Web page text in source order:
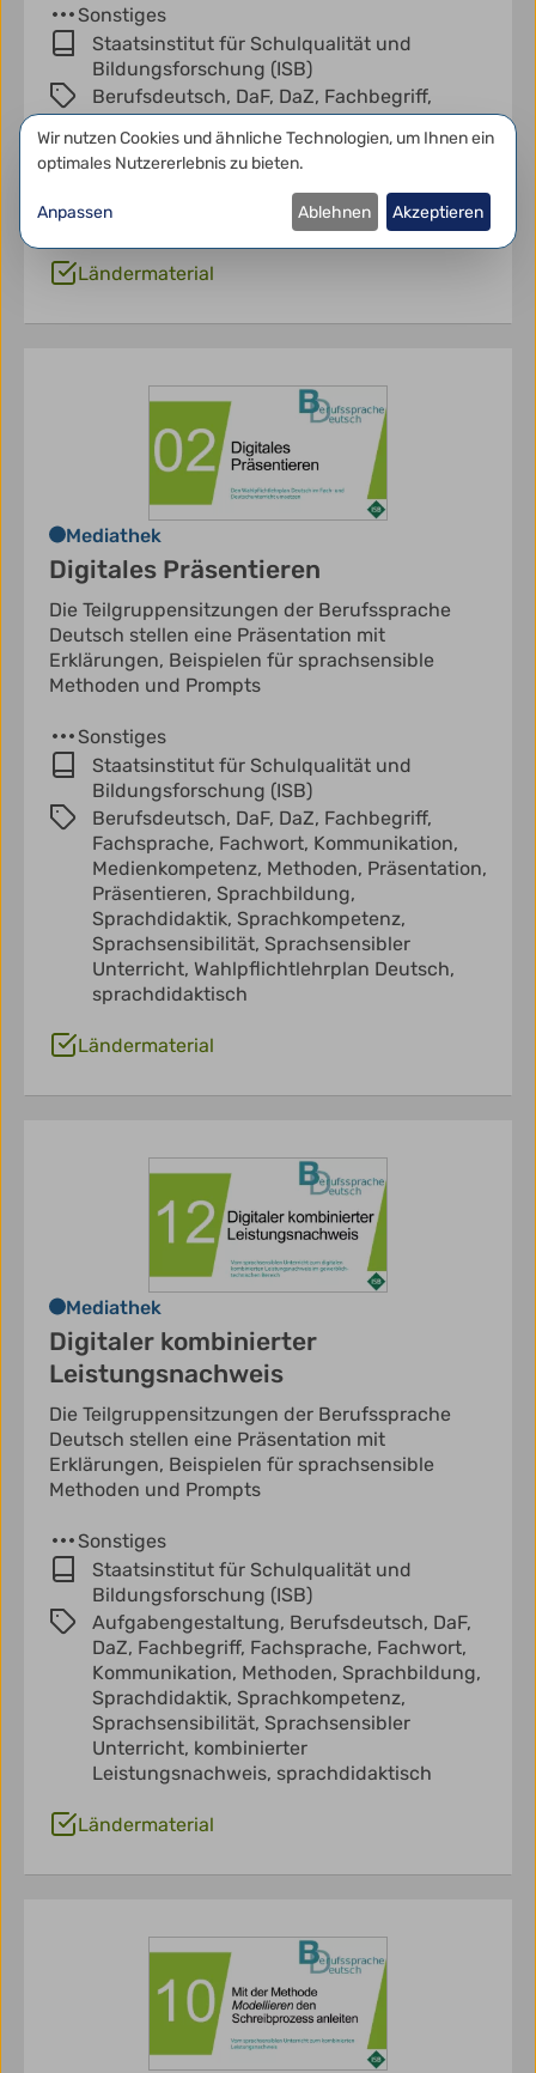
Sonstiges
Staatsinstitut für Schulqualität und
Bildungsforschung (ISB)
Berufsdeutsch, DaF, DaZ, Fachbegriff,
Fachsprache,Fachwort,Kommunikation,
Methoden,Sprachbildung,Sprachdidaktik,
Sprachkompetenz,Sprachsensibilität,
Sprachsensibler Unterricht,
sprachdidaktisch
Ländermaterial
Mediathek
Digitales Präsentieren
Die Teilgruppensitzungen der Berufssprache
Deutsch stellen eine Präsentation mit
Erklärungen, Beispielen für sprachsensible
Methoden und Prompts
Sonstiges
Staatsinstitut für Schulqualität und
Bildungsforschung (ISB)
Berufsdeutsch, DaF, DaZ, Fachbegriff,
Fachsprache, Fachwort, Kommunikation,
Medienkompetenz, Methoden, Präsentation,
Präsentieren, Sprachbildung,
Sprachdidaktik, Sprachkompetenz,
Sprachsensibilität, Sprachsensibler
Unterricht, Wahlpflichtlehrplan Deutsch,
sprachdidaktisch
Ländermaterial
Mediathek
Digitaler kombinierter
Leistungsnachweis
Die Teilgruppensitzungen der Berufssprache
Deutsch stellen eine Präsentation mit
Erklärungen, Beispielen für sprachsensible
Methoden und Prompts
Sonstiges
Staatsinstitut für Schulqualität und
Bildungsforschung (ISB)
Aufgabengestaltung, Berufsdeutsch, DaF,
DaZ, Fachbegriff, Fachsprache, Fachwort,
Kommunikation, Methoden, Sprachbildung,
Sprachdidaktik, Sprachkompetenz,
Sprachsensibilität, Sprachsensibler
Unterricht, kombinierter
Leistungsnachweis, sprachdidaktisch
Ländermaterial
Datenschutzeinstellungen
Wir nutzen Cookies und ähnliche Technologien, um Ihnen ein
optimales Nutzererlebnis zu bieten.
Anpassen Ablehnen Akzeptieren